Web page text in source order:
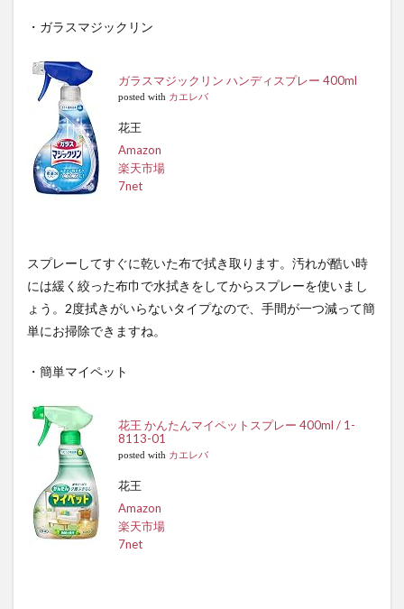
・ガラスマジックリン
ガラスマジックリン ハンディスプレー 400ml
posted with カエレバ
花王
Amazon
楽天市場
7net
スプレーしてすぐに乾いた布で拭き取ります。汚れが酷い時
には緩く絞った布巾で水拭きをしてからスプレーを使いまし
ょう。2度拭きがいらないタイプなので、手間が一つ減って簡
単にお掃除できますね。
・簡単マイペット
花王 かんたんマイペットスプレー 400ml / 1-
8113-01
posted with カエレバ
花王
Amazon
楽天市場
7net